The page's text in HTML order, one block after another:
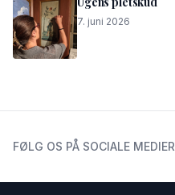
7. juni 2026
FØLG OS PÅ SOCIALE MEDIER